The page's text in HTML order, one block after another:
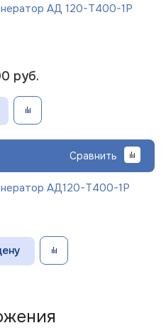
АД 120-Т400-1Р
руб.
Сравнить
АД120-Т400-1Р